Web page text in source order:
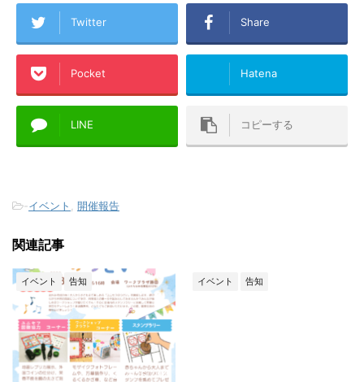
Twitter Share
Pocket Hatena
LINE コピーする
-イベント 開催報告
関連記事
イベント 告知
2026/7/14
イベント 告知